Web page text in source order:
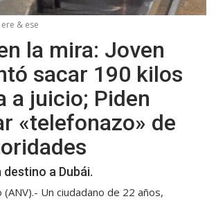
ere & ese
la mira: Joven
sacar 190 kilos
a juicio; Piden
«telefonazo» de
a Dubái.
(ANV).- Un ciudadano de 22 años,